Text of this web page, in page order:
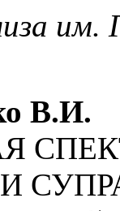
им.
В.И.